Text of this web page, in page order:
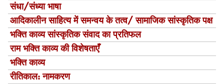
संधा/संध्या भाषा
आदिकालीन साहित्य में समन्वय के तत्व/ सामाजिक सांस्कृतिक पक्ष
भक्ति काव्य सांस्‍कृतिक संवाद का प्रतिफल
राम भक्ति काव्य की विशेषताएँ
भक्ति काव्य
रीतिकाल: नामकरण